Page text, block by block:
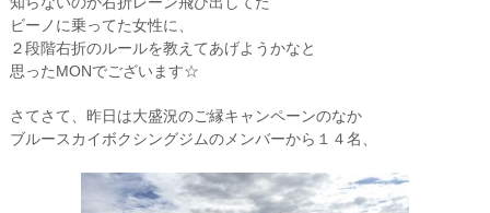
ビーノに乗ってた女性に、
２段階右折のルールを教えてあげようかなと
思ったMONでございます☆
さてさて、昨日は大盛況のご縁キャンペーンのなか
ブルースカイボクシングジムのメンバーから１４名、